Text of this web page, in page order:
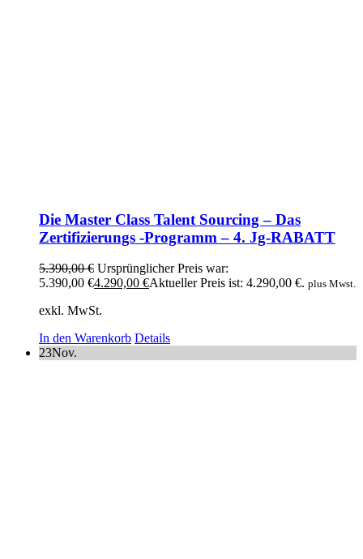
Die Master Class Talent Sourcing – Das
Zertifizierungs -Programm – 4. Jg-RABATT
5.390,00€ Ursprünglicher Preis war:
5.390,00 €4.290,00 €Aktueller Preis ist: 4.290,00 €. plus Mwst.
exkl. MwSt.
In den Warenkorb Details
23Nov.